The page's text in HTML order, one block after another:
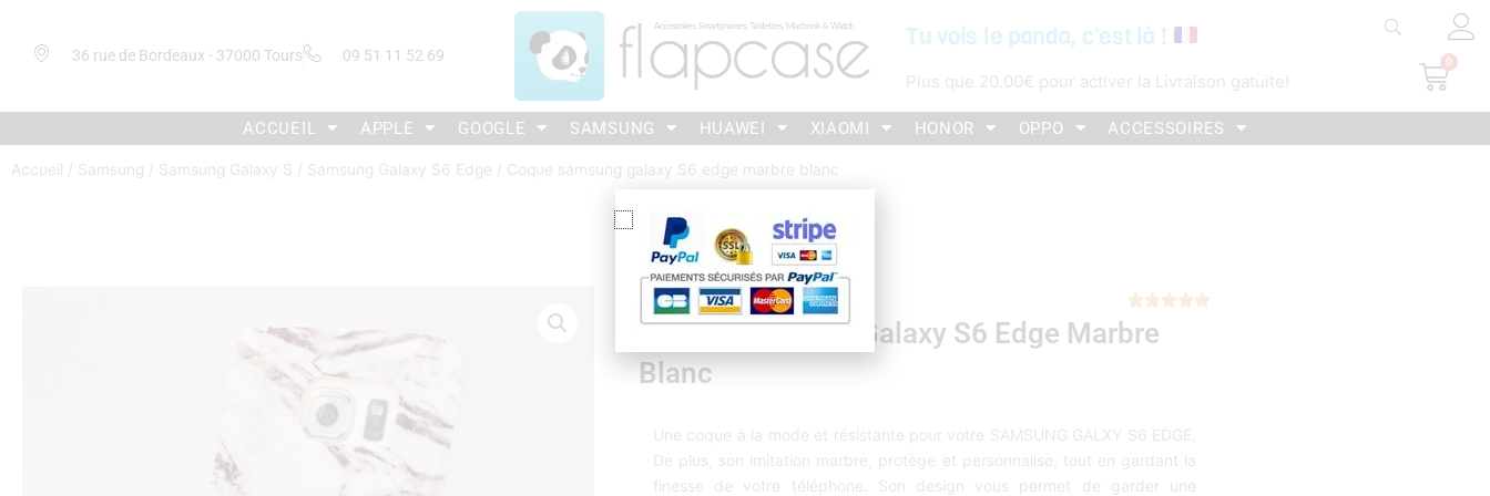
36 rue de Bordeaux - 37000 Tours 09 51 11 52 69
Tu vois le panda, c'est là !
Plus que 20.00€ pour activer la Livraison gatuite!
0
ACCUEIL APPLE GOOGLE SAMSUNG HUAWEI XIAOMI HONOR OPPO ACCESSOIRES
Accueil / Samsung / Samsung Galaxy S / Samsung Galaxy S6 Edge / Coque samsung galaxy S6 edge marbre blanc

Coque Samsung Galaxy S6 Edge Marbre
Blanc
Une coque à la mode et résistante pour votre SAMSUNG GALXY S6 EDGE.
De plus, son imitation marbre, protège et personnalise, tout en gardant la
finesse de votre téléphone. Son design vous permet de garder une